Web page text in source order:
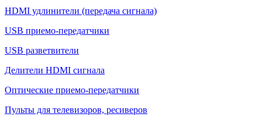
HDMI удлинители (передача сигнала)
USB приемо-передатчики
USB разветвители
Делители HDMI сигнала
Оптические приемо-передатчики
Пульты для телевизоров, ресиверов